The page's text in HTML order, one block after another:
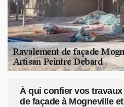
À qui confier vos
de façade à Mogneville